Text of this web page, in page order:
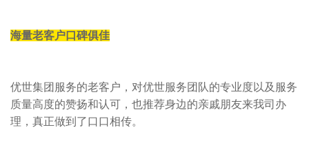
海量老客户口碑俱佳
优世集团服务的老客户，对优世服务团队的专业度以及服务
质量高度的赞扬和认可，也推荐身边的亲戚朋友来我司办
理，真正做到了口口相传。